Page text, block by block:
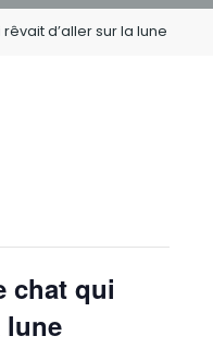
d’aller sur la lune
chat qui
lune